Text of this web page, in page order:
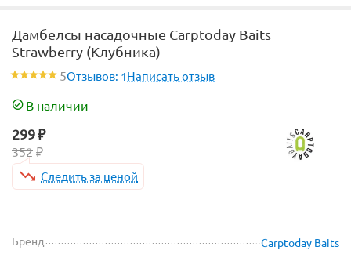
Дамбелсы насадочные Carptoday Baits
Strawberry (Клубника)
5Отзывов: 1Написать отзыв
В наличии
299₽
352 ₽
Следить за ценой
Бренд
Carptoday Baits